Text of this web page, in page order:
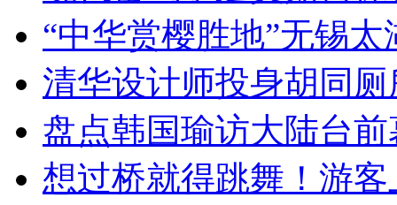
“中华赏樱胜地”无锡
清华设计师投身胡同
盘点韩国瑜访大陆台
想过桥就得跳舞！游客